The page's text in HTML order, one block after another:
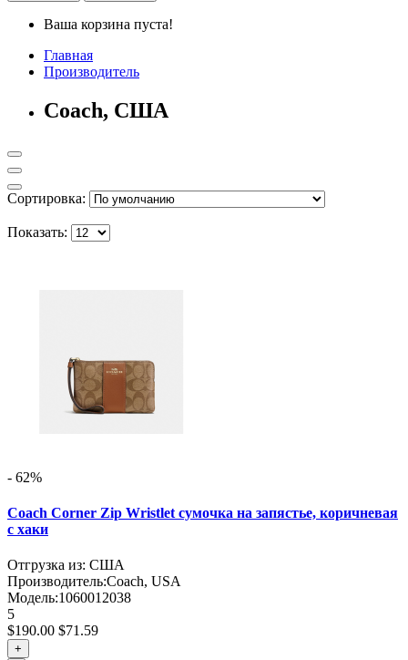
Ваша корзина пуста!
Главная
Производитель
Coach, США
Сортировка:
Показать:
- 62%
Coach Corner Zip Wristlet сумочка на запястье, коричневая
с хаки
Отгрузка из: США
Производитель:Coach, USA
Модель:1060012038
5
$190.00 $71.59
+